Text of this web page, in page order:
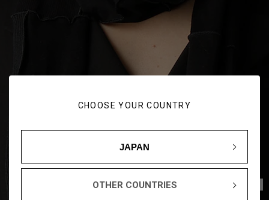
CHOOSE YOUR COUNTRY
JAPAN
OTHER COUNTRIES